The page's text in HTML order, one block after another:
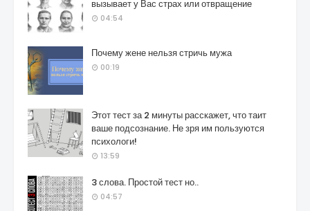
вызывает у Вас страх или отвращение
04:54
Почему жене нельзя стричь мужа
00:19
Этот тест за 2 минуты расскажет, что таит
ваше подсознание. Не зря им пользуются
психологи!
13:59
3 слова. Простой тест но..
04:57